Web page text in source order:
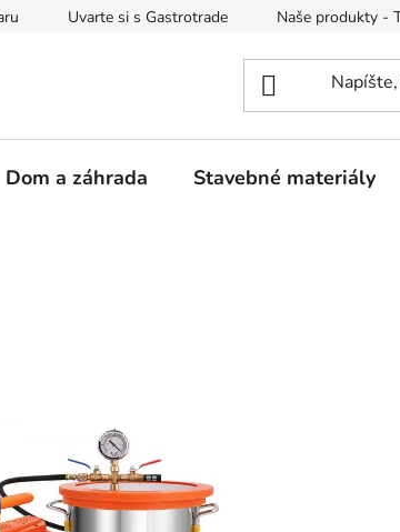
Uvarte si s Gastrotrade Naše produkty -
Dom a záhrada Stavebné materiály